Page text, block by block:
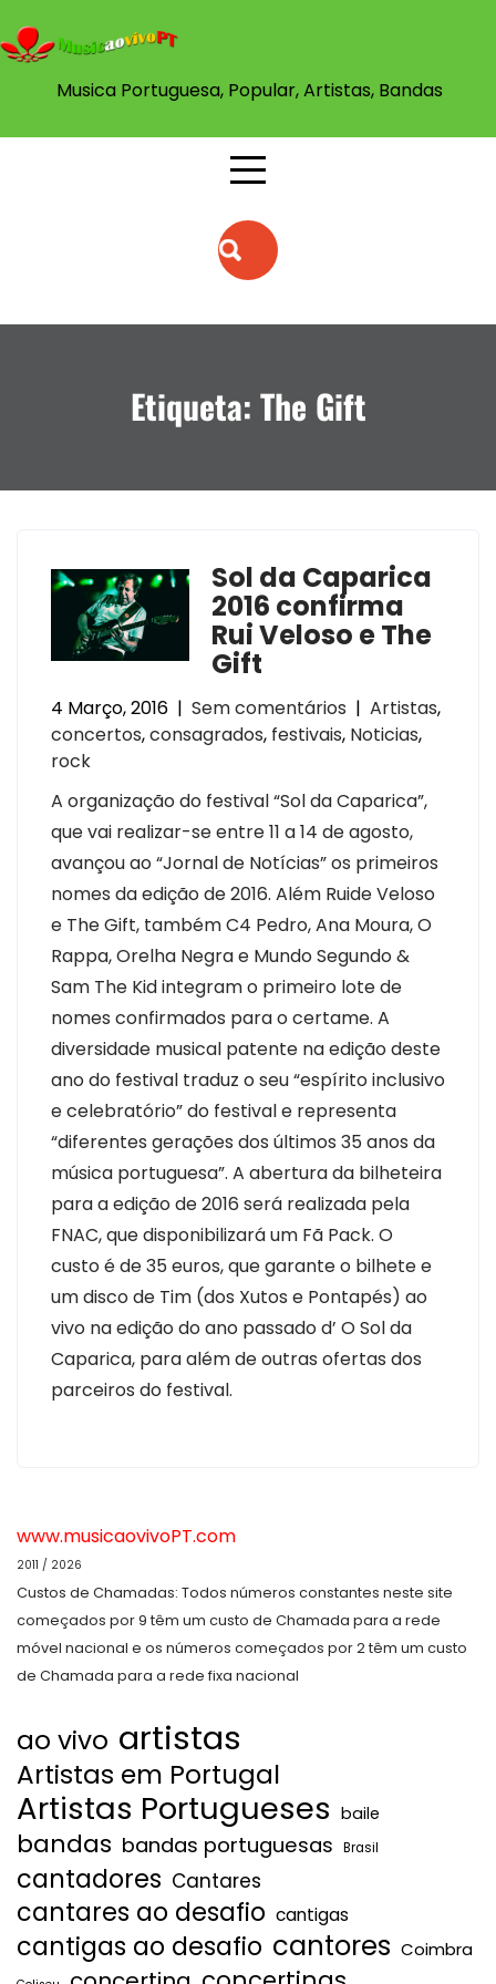
to
content
Musica Portuguesa, Popular, Artistas, Bandas
Etiqueta: The Gift
Sol da Caparica
2016 confirma
Rui Veloso e The
Gift
4 Março, 2016 | Sem comentários | Artistas,
concertos,consagrados, festivais, Noticias,
rock
A organização do festival “Sol da Caparica”,
que vai realizar-se entre 11 a 14 de agosto,
avançou ao “Jornal de Notícias” os primeiros
nomes da edição de 2016. Além Ruide Veloso
e The Gift, também C4 Pedro, Ana Moura, O
Rappa, Orelha Negra e Mundo Segundo &
Sam The Kid integram o primeiro lote de
nomes confirmados para o certame. A
diversidade musical patente na edição deste
ano do festival traduz o seu “espírito inclusivo
e celebratório” do festival e representa
“diferentes gerações dos últimos 35 anos da
música portuguesa”. A abertura da bilheteira
para a edição de 2016 será realizada pela
FNAC, que disponibilizará um Fã Pack. O
custo é de 35 euros, que garante o bilhete e
um disco de Tim (dos Xutos e Pontapés) ao
vivo na edição do ano passado d’ O Sol da
Caparica, para além de outras ofertas dos
parceiros do festival.
www.musicaovivoPT.com
2011 / 2026
Custos de Chamadas: Todos números constantes neste site
começados por 9 têm um custo de Chamada para a rede
móvel nacional e os números começados por 2 têm um custo
de Chamada para a rede fixa nacional
ao vivo artistas
Artistas em Portugal
Artistas Portugueses baile
bandas bandas portuguesas Brasil
cantadores Cantares
cantares ao desafio cantigas
cantigas ao desafio cantores Coimbra